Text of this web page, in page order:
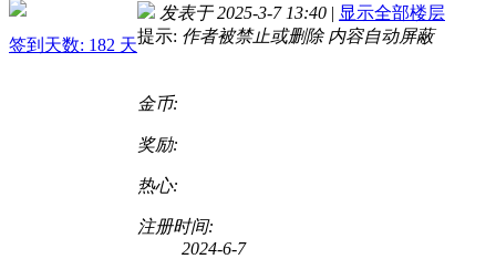
签到天数: 182 天
发表于 2025-3-7 13:40 | 显示全部楼层
提示: 作者被禁止或删除 内容自动屏蔽
金币:
奖励:
热心:
注册时间:
2024-6-7